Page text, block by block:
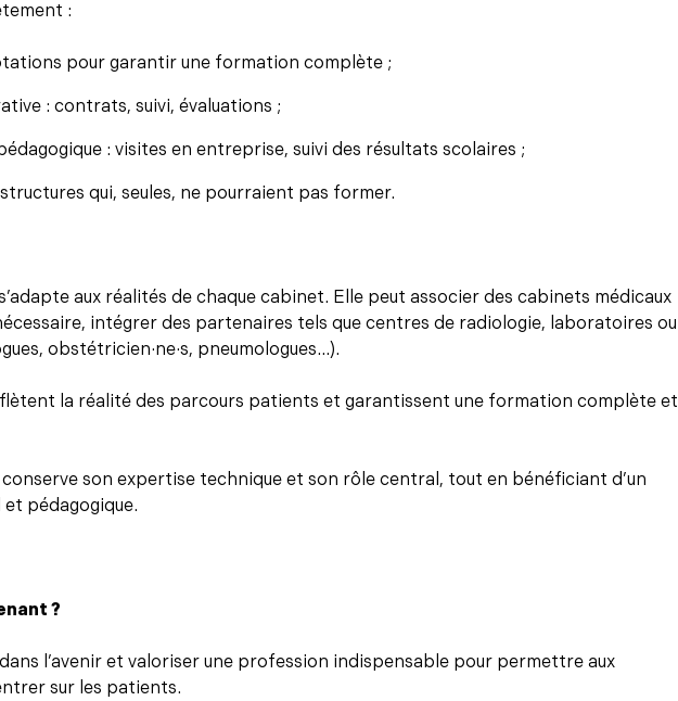
:
pour garantir une formation complète ;
: contrats, suivi, évaluations ;
: visites en entreprise, suivi des résultats scolaires ;
qui, seules, ne pourraient pas former.
aux réalités de chaque cabinet. Elle peut associer des cabinets médicaux
intégrer des partenaires tels que centres de radiologie, laboratoires ou
obstétricien·ne·s, pneumologues…).
la réalité des parcours patients et garantissent une formation complète et
son expertise technique et son rôle central, tout en bénéficiant d’un
pédagogique.
?
l’avenir et valoriser une profession indispensable pour permettre aux
sur les patients.